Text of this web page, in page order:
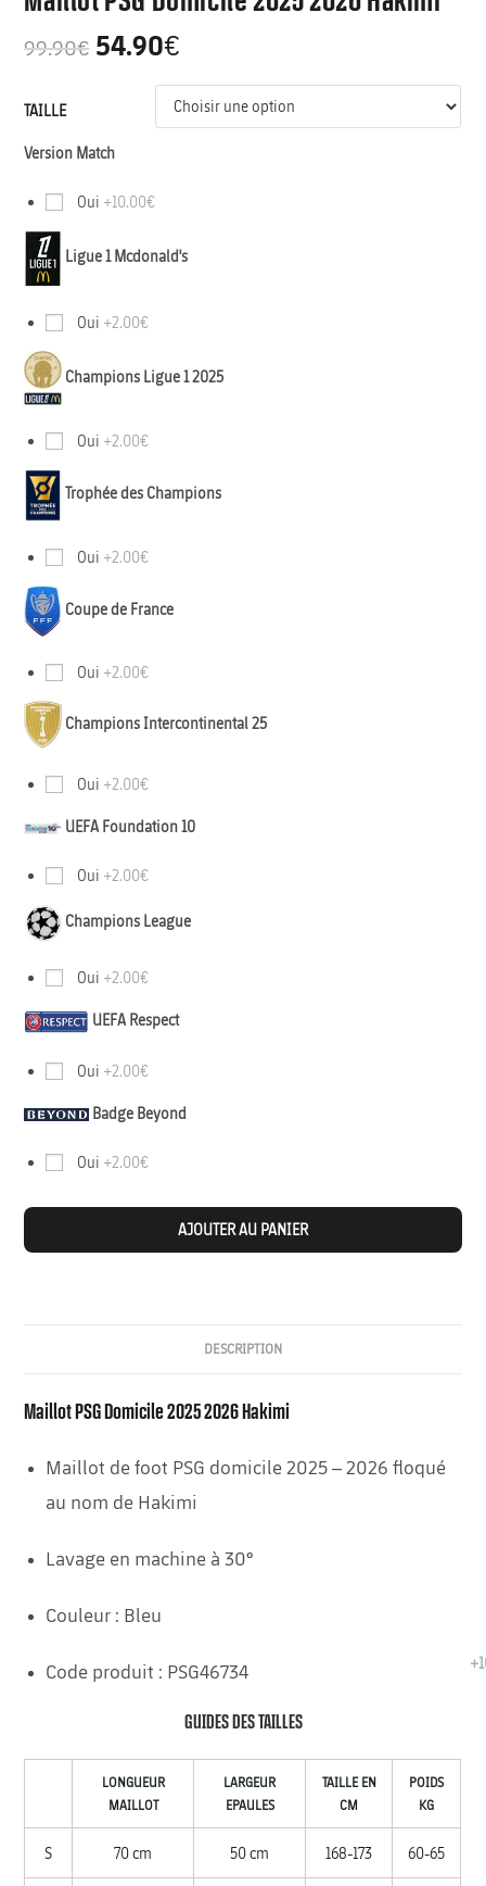
99.90€ 54.90€
TAILLE
Version Match
Oui +10.00€
Ligue 1 Mcdonald's
Oui +2.00€
Champions Ligue 1 2025
Oui +2.00€
Trophée des Champions
Oui +2.00€
Coupe de France
Oui +2.00€
Champions Intercontinental 25
Oui +2.00€
UEFA Foundation 10
Oui +2.00€
Champions League
Oui +2.00€
UEFA Respect
Oui +2.00€
Badge Beyond
Oui +2.00€
AJOUTER AU PANIER
DESCRIPTION
Maillot PSG Domicile 2025 2026 Hakimi
Maillot de foot PSG domicile 2025 – 2026 floqué
au nom de Hakimi
Lavage en machine à 30°
Couleur : Bleu
Code produit : PSG46734
GUIDES DES TAILLES
LONGUEUR
MAILLOT
LARGEUR
EPAULES
TAILLE EN
CM
POIDS
KG
S 70 cm 50 cm 168-173 60-65